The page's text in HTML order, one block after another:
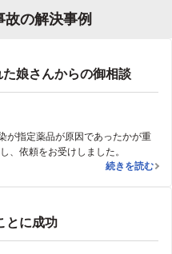
故の解決事例
娘さんからの御相談
が指定薬品が原因であったかが重
、依頼をお受けしました。
C型肝炎が原
続きを読む
とに成功